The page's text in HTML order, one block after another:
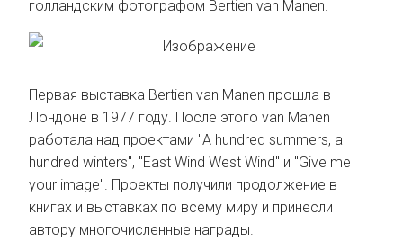
голландским фотографом Bertien van Manen.
Первая выставка Bertien van Manen прошла в
Лондоне в 1977 году. После этого van Manen
работала над проектами "A hundred summers, a
hundred winters", "East Wind West Wind" и "Give me
your image". Проекты получили продолжение в
книгах и выставках по всему миру и принесли
автору многочисленные награды.